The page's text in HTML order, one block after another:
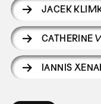
JACEK
CATHERINE
IANNIS